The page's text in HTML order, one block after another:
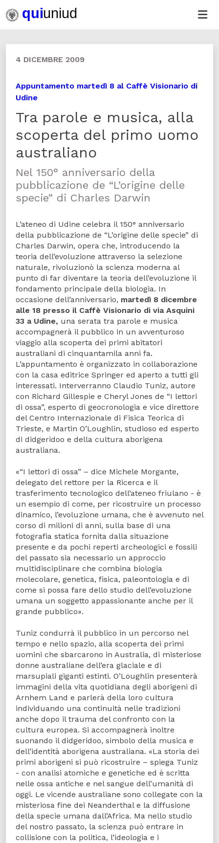
4 DICEMBRE 2009
Appuntamento martedì 8 al Caffè Visionario di
Udine
Tra parole e musica, alla
scoperta del primo uomo
australiano
Nel 150° anniversario della
pubblicazione de “L’origine delle
specie” di Charles Darwin
L’ateneo di Udine celebra il 150° anniversario
della pubblicazione de “L’origine delle specie” di
Charles Darwin, opera che, introducendo la
teoria dell’evoluzione attraverso la selezione
naturale, rivoluzionò la scienza moderna al
punto di far diventare la teoria dell’evoluzione il
fondamento principale della biologia. In
occasione dell’anniversario, martedì 8 dicembre
alle 18 presso il Caffè Visionario di via Asquini
33 a Udine, una serata tra parole e musica
accompagnerà il pubblico in un avventuroso
viaggio alla scoperta dei primi abitatori
australiani di cinquantamila anni fa.
L’appuntamento è organizzato in collaborazione
con la casa editrice Springer ed aperto a tutti gli
interessati. Interverranno Claudio Tuniz, autore
con Richard Gillespie e Cheryl Jones de “I lettori
di ossa”, esperto di geocronologia e vice direttore
del Centro Internazionale di Fisica Teorica di
Trieste, e Martin O’Loughlin, studioso ed esperto
di didgeridoo e della cultura aborigena
australiana.
«“I lettori di ossa” – dice Michele Morgante,
delegato del rettore per la Ricerca e il
trasferimento tecnologico dell’ateneo friulano - è
un esempio di come, per ricostruire un processo
dinamico, l’evoluzione umana, che è avvenuto nel
corso di milioni di anni, sulla base di una
fotografia statica fornita dalla situazione
presente e da pochi reperti archeologici e fossili
del passato sia necessario un approccio
multidisciplinare che combina biologia
molecolare, genetica, fisica, paleontologia e di
come si possa fare dello studio dell’evoluzione
umana un soggetto appassionante anche per il
grande pubblico».
Tuniz condurrà il pubblico in un percorso nel
tempo e nello spazio, alla scoperta dei primi
uomini che sbarcarono in Australia, di misteriose
donne australiane dell’era glaciale e di
marsupiali giganti estinti. O’Loughlin presenterà
immagini della vita quotidiana degli aborigeni di
Arnhem Land e parlerà della loro cultura
individuando una continuità nelle tradizioni
anche dopo il trauma del confronto con la
cultura europea. Si accompagnerà inoltre
suonando il didgeridoo, simbolo della musica e
dell’identità aborigena australiana. «La storia dei
primi aborigeni si può ricostruire – spiega Tuniz
- con analisi atomiche e genetiche ed è scritta
nelle ossa antiche e nel sangue dell’umanità di
oggi. Le vicende australiane sono collegate con la
misteriosa fine dei Neanderthal e la diffusione
della specie umana dall’Africa. Ma nello studio
del nostro passato, la scienza può entrare in
collisione con la politica, l’ideologia e i